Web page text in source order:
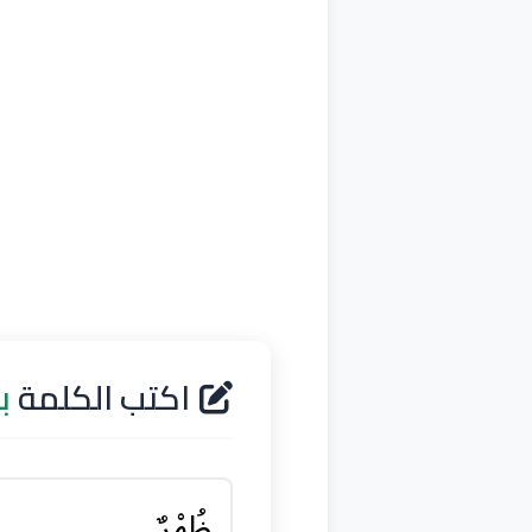
اكتب الكلمة